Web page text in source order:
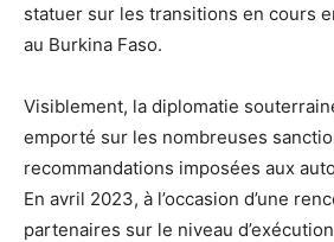
statuer sur les transitions en cours
au Burkina Faso.
Visiblement, la diplomatie
emporté sur les nombreuses
recommandations imposées aux
En avril 2023, à l’occasion d’une
partenaires sur le niveau